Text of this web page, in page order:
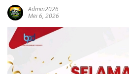
Admin2026
Mei 6, 2026